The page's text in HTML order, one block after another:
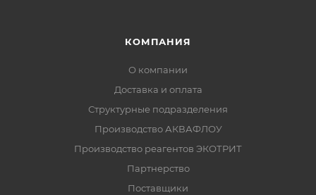
КОМПАНИЯ
О компании
Доставка и оплата
Структурные подразделения
Производство АКВАФЛОУ
Производство реагентов ЭКОТРИТ
Партнерство
Поставщики